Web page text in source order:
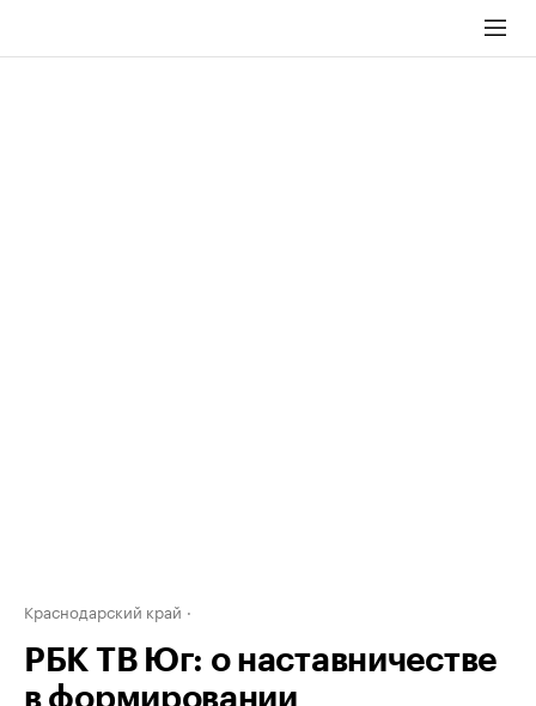
Краснодарский край
РБК ТВ Юг: о наставничестве
в формировании